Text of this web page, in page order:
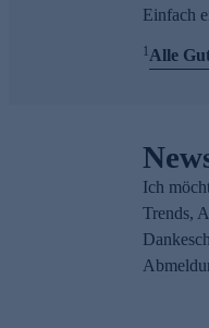
Einfach
1Alle
Ich
Trends,